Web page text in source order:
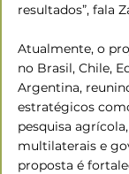
resultados”, fala
Atualmente, o
no Brasil, Chile,
Argentina,
estratégicos
pesquisa
multilaterais e
proposta é